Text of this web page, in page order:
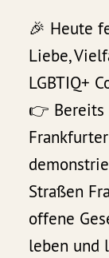
🎉 Heute
Liebe,
LGBTIQ+
👉 Bereits
Straßen
offene
leben und